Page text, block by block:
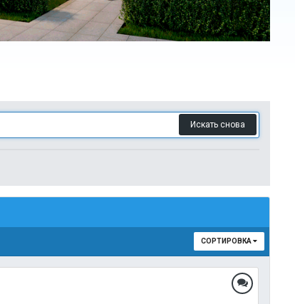
Искать снова
СОРТИРОВКА